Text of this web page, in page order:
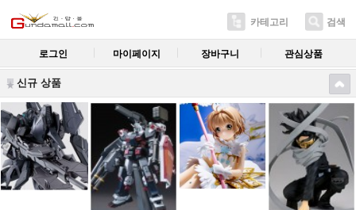
카테고리 검색
로그인 마이페이지 장바구니 관심상품
신규 상품